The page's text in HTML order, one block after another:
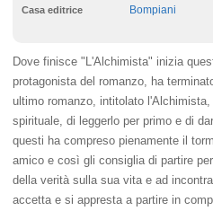
Casa editrice Bompiani
Dove finisce "L'Alchimista" inizia
protagonista del romanzo, ha
ultimo romanzo, intitolato
spirituale, di leggerlo per primo e di
questi ha compreso pienamente il
amico e così gli consiglia di partire
della verità sulla sua vita e ad
accetta e si appresta a partire in